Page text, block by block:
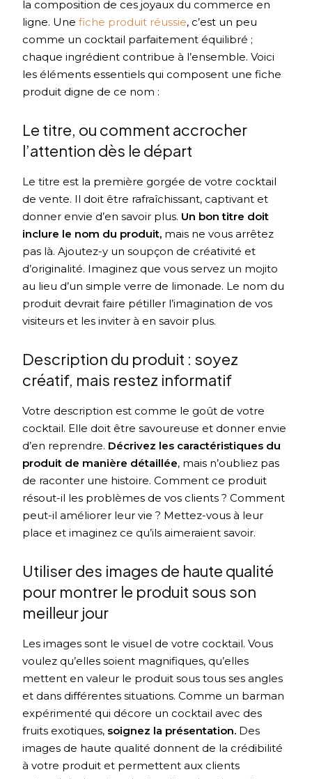
la composition de ces joyaux du commerce en
ligne. Unefiche produit réussie, c’est un peu
comme un cocktail parfaitement équilibré ;
chaque ingrédient contribue à l’ensemble. Voici
les éléments essentiels qui composent une fiche
produit digne de ce nom :
Le titre, ou comment accrocher
l’attention dès le départ
Le titre est la première gorgée de votre cocktail
de vente. Il doit être rafraîchissant, captivant et
donner envie d’en savoir plus. Un bon titre doit
inclure le nom du produit, mais ne vous arrêtez
pas là. Ajoutez-y un soupçon de créativité et
d’originalité. Imaginez que vous servez un mojito
au lieu d’un simple verre de limonade. Le nom du
produit devrait faire pétiller l’imagination de vos
visiteurs et les inviter à en savoir plus.
Description du produit : soyez
créatif, mais restez informatif
Votre description est comme le goût de votre
cocktail. Elle doit être savoureuse et donner envie
d’en reprendre. Décrivez les caractéristiques du
produit de manière détaillée, mais n’oubliez pas
de raconter une histoire. Comment ce produit
résout-il les problèmes de vos clients ? Comment
peut-il améliorer leur vie ? Mettez-vous à leur
place et imaginez ce qu’ils aimeraient savoir.
Utiliser des images de haute qualité
pour montrer le produit sous son
meilleur jour
Les images sont le visuel de votre cocktail. Vous
voulez qu’elles soient magnifiques, qu’elles
mettent en valeur le produit sous tous ses angles
et dans différentes situations. Comme un barman
expérimenté qui décore un cocktail avec des
fruits exotiques, soignez la présentation. Des
images de haute qualité donnent de la crédibilité
à votre produit et permettent aux clients